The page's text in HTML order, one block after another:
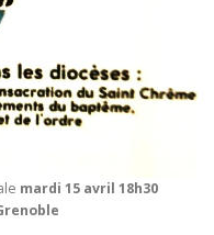
mardi 15 avril 18h30